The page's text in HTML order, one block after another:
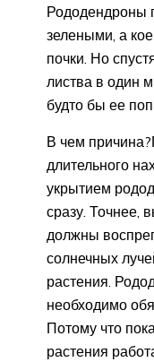
Рододендроны
зелеными, а
почки. Но
листва в один
будто бы ее
В чем
длительного
укрытием
сразу. Точнее,
должны
солнечных
растения.
необходимо
Потому что
растения